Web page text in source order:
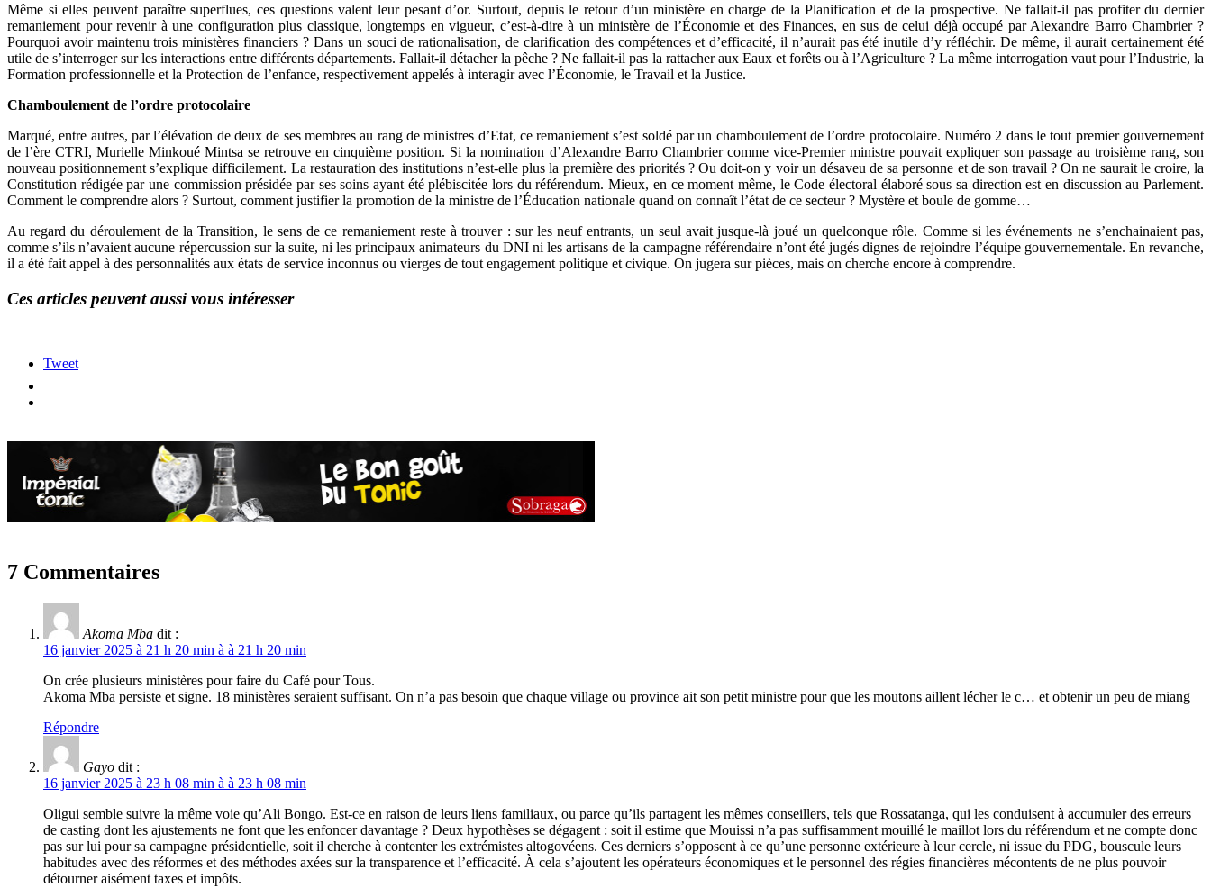
Même si elles peuvent paraître superflues, ces questions valent leur pesant d’or. Surtout, depuis le retour d’un ministère en charge de la Planification et de la prospective. Ne fallait-il pas profiter du dernier
remaniement pour revenir à une configuration plus classique, longtemps en vigueur, c’est-à-dire à un ministère de l’Économie et des Finances, en sus de celui déjà occupé par Alexandre Barro Chambrier ?
Pourquoi avoir maintenu trois ministères financiers ? Dans un souci de rationalisation, de clarification des compétences et d’efficacité, il n’aurait pas été inutile d’y réfléchir. De même, il aurait certainement été
utile de s’interroger sur les interactions entre différents départements. Fallait-il détacher la pêche ? Ne fallait-il pas la rattacher aux Eaux et forêts ou à l’Agriculture ? La même interrogation vaut pour l’Industrie, la
Formation professionnelle et la Protection de l’enfance, respectivement appelés à interagir avec l’Économie, le Travail et la Justice.
Chamboulement de l’ordre protocolaire
Marqué, entre autres, par l’élévation de deux de ses membres au rang de ministres d’Etat, ce remaniement s’est soldé par un chamboulement de l’ordre protocolaire. Numéro 2 dans le tout premier gouvernement
de l’ère CTRI, Murielle Minkoué Mintsa se retrouve en cinquième position. Si la nomination d’Alexandre Barro Chambrier comme vice-Premier ministre pouvait expliquer son passage au troisième rang, son
nouveau positionnement s’explique difficilement. La restauration des institutions n’est-elle plus la première des priorités ? Ou doit-on y voir un désaveu de sa personne et de son travail ? On ne saurait le croire, la
Constitution rédigée par une commission présidée par ses soins ayant été plébiscitée lors du référendum. Mieux, en ce moment même, le Code électoral élaboré sous sa direction est en discussion au Parlement.
Comment le comprendre alors ? Surtout, comment justifier la promotion de la ministre de l’Éducation nationale quand on connaît l’état de ce secteur ? Mystère et boule de gomme…
Au regard du déroulement de la Transition, le sens de ce remaniement reste à trouver : sur les neuf entrants, un seul avait jusque-là joué un quelconque rôle. Comme si les événements ne s’enchainaient pas,
comme s’ils n’avaient aucune répercussion sur la suite, ni les principaux animateurs du DNI ni les artisans de la campagne référendaire n’ont été jugés dignes de rejoindre l’équipe gouvernementale. En revanche,
il a été fait appel à des personnalités aux états de service inconnus ou vierges de tout engagement politique et civique. On jugera sur pièces, mais on cherche encore à comprendre.
Ces articles peuvent aussi vous intéresser
Tweet
7 Commentaires
Akoma Mba dit :
16 janvier 2025 à 21 h 20 min à à 21 h 20 min
On crée plusieurs ministères pour faire du Café pour Tous.
Akoma Mba persiste et signe. 18 ministères seraient suffisant. On n’a pas besoin que chaque village ou province ait son petit ministre pour que les moutons aillent lécher le c… et obtenir un peu de miang
Répondre
Gayo dit :
16 janvier 2025 à 23 h 08 min à à 23 h 08 min
Oligui semble suivre la même voie qu’Ali Bongo. Est-ce en raison de leurs liens familiaux, ou parce qu’ils partagent les mêmes conseillers, tels que Rossatanga, qui les conduisent à accumuler des erreurs
de casting dont les ajustements ne font que les enfoncer davantage ? Deux hypothèses se dégagent : soit il estime que Mouissi n’a pas suffisamment mouillé le maillot lors du référendum et ne compte donc
pas sur lui pour sa campagne présidentielle, soit il cherche à contenter les extrémistes altogovéens. Ces derniers s’opposent à ce qu’une personne extérieure à leur cercle, ni issue du PDG, bouscule leurs
habitudes avec des réformes et des méthodes axées sur la transparence et l’efficacité. À cela s’ajoutent les opérateurs économiques et le personnel des régies financières mécontents de ne plus pouvoir
détourner aisément taxes et impôts.